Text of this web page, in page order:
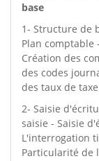
base
1- Structure de
Plan comptable -
Création des
des codes
des taux de taxe
2- Saisie
saisie - Saisie
L'interrogation
Particularité de